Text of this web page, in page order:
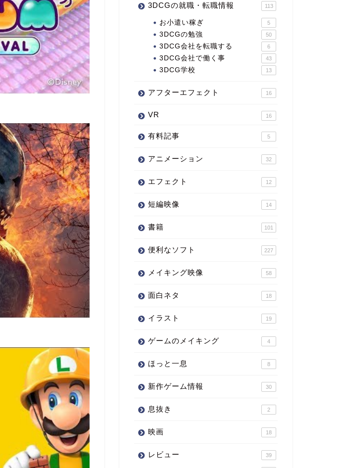
3DCGの就職・転職情報 113
お小遣い稼ぎ 5
3DCGの勉強 50
3DCG会社を転職する 6
3DCG会社で働く事 43
3DCG学校 13
アフターエフェクト 16
VR 16
有料記事 5
アニメーション 32
エフェクト 12
短編映像 14
書籍 101
便利なソフト 227
メイキング映像 58
面白ネタ 18
イラスト 19
ゲームのメイキング 4
ほっと一息 8
新作ゲーム情報 30
息抜き 2
映画 18
レビュー 39